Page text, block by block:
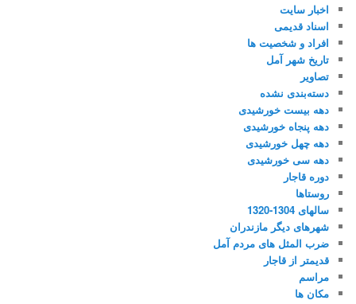
اخبار سایت
اسناد قدیمی
افراد و شخصیت ها
تاریخ شهر آمل
تصاویر
دسته‌بندی نشده
دهه بیست خورشیدی
دهه پنجاه خورشیدی
دهه چهل خورشیدی
دهه سی خورشیدی
دوره قاجار
روستاها
سالهای 1304-1320
شهرهای دیگر مازندران
ضرب المثل های مردم آمل
قدیمتر از قاجار
مراسم
مکان ها